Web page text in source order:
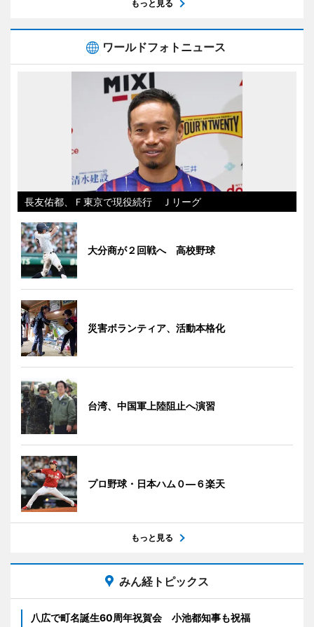
もっと見る
ワールドフォトニュース
長友佑都、Ｆ東京で現役続行 Ｊリーグ
大分商が２回戦へ 高校野球
災害ボランティア、活動本格化
台湾、中国軍上陸阻止へ演習
プロ野球・日本ハム０―６楽天
もっと見る
みん経トピックス
八広で町名誕生60周年祝賀会 小池都知事も祝福